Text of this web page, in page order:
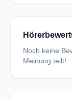
Noch keine
Meinung teilt!